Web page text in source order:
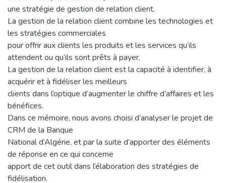
une stratégie de gestion de relation client.
La gestion de la relation client combine les technologies et
les stratégies commerciales
pour offrir aux clients les produits et les services qu’ils
attendent ou qu’ils sont prêts à payer.
La gestion de la relation client est la capacité à identifier, à
acquérir et à fidéliser les meilleurs
clients dans l’optique d’augmenter le chiffre d’affaires et les
bénéfices.
Dans ce mémoire, nous avons choisi d’analyser le projet de
CRM de la Banque
National d’Algérie, et par la suite d’apporter des éléments
de réponse en ce qui concerne
apport de cet outil dans l’élaboration des stratégies de
fidélisation.